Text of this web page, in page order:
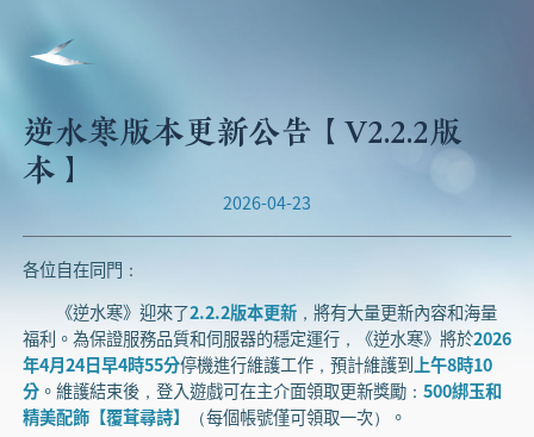
逆水寒版本更新公告【V2.2.2版
本】
2026-04-23
各位自在同門：
《逆水寒》迎來了2.2.2版本更新，將有大量更新內容和海量
福利。為保證服務品質和伺服器的穩定運行，《逆水寒》將於2026
年4月24日早4時55分停機進行維護工作，預計維護到 上午8時10
分。維護結束後，登入遊戲可在主介面領取更新獎勵： 500綁玉和
精美配飾【覆茸尋詩】
（每個帳號僅可領取一次）。